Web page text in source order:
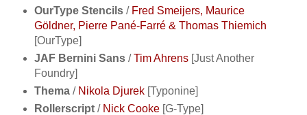
OurType Stencils/Fred Smeijers, Maurice
Göldner, Pierre Pané-Farré & Thomas Thiemich
[OurType]
JAF Bernini Sans/Tim Ahrens[Just Another
Foundry]
Thema/ Nikola Djurek[Typonine]
Rollerscript/ Nick Cooke[G-Type]